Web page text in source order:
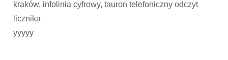
kraków, infolinia cyfrowy, tauron telefoniczny odczyt
licznika
yyyyy